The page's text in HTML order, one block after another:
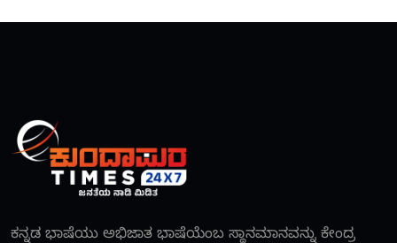
ಕನ್ನಡ ಭಾಷೆಯು ಅಭಿಜಾತ ಭಾಷೆಯೆಂಬ ಸ್ಥಾನಮಾನವನ್ನು ಕೇಂದ್ರ